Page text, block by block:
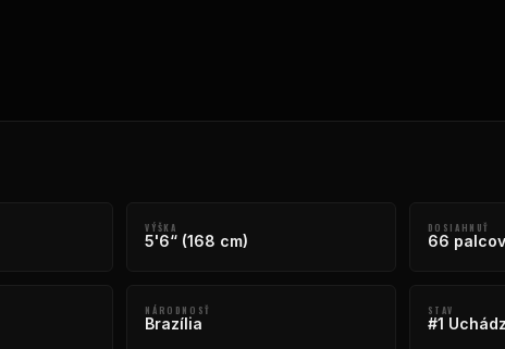
VÝŠKA
5'6“ (168 cm)
DOSIAHNUŤ
66
NÁRODNOSŤ
Brazília
STAV
#1